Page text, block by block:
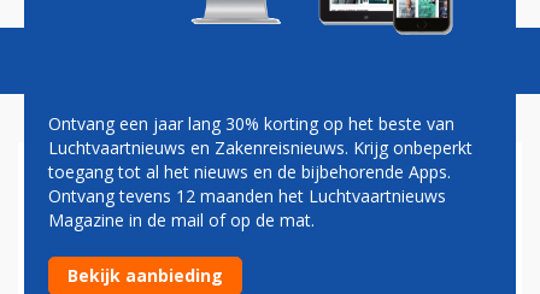
CHINA SOUTHERN SAMEN
MET AMERICAN AIRLINES
TUSSEN CHINA EN VS
Ontvang een jaar lang 30% korting op het beste van
Luchtvaartnieuws en Zakenreisnieuws. Krijg onbeperkt
toegang tot al het nieuws en de bijbehorende Apps.
Ontvang tevens 12 maanden het Luchtvaartnieuws
Magazine in de mail of op de mat.
Bekijk aanbieding